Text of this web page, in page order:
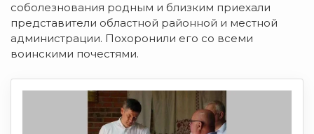
соболезнования родным и близким приехали
представители областной районной и местной
администрации. Похоронили его со всеми
воинскими почестями.